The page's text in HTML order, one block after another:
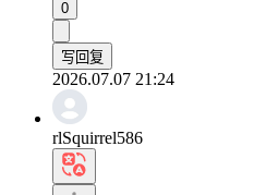
0
写回复
2026.07.07 21:24
rlSquirrel586